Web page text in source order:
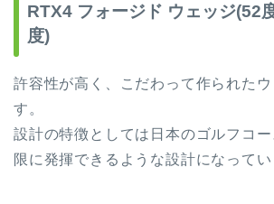
RTX4 フォージド ウェッジ(52
度)
許容性が高く、こだわって作られたウ
す。
設計の特徴としては日本のゴルフコ
限に発揮できるような設計になってい